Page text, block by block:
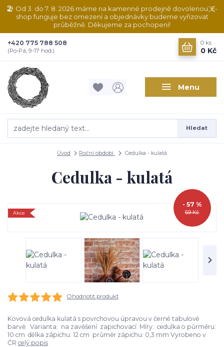
🏖️ Od 3. do 7. 8. 2026 máme na kamenné prodejně dovolenou. E-
shop funguje bez omezení a objednávky budeme vyřizovat
průběžně. Děkujeme za pochopení!
Menu
Hledat
+420 775 788 508
(Po-Pá, 9-17 hod.)
0 ks
0 Kč
Úvod Roční období Cedulka - kulatá
Cedulka - kulatá
Akce 69 Kč
- 57 %
Ohodnotit produkt
Kovová cedulka kulatá s povrchovou úpravou v černé tabulové
barvě. Varianta: na zavěšení zapichovací Míry: cedulka o půrměru:
10 cm délka zápichu: 12 cm průměr zápichu: 0,3 mm Vyrobeno v
ČR celý popis